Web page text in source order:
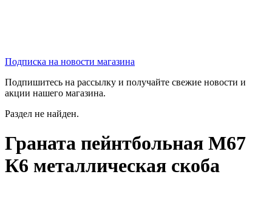
Подписка на новости магазина
Подпишитесь на рассылку и получайте свежие новости и
акции нашего магазина.
Раздел не найден.
Граната пейнтбольная М67
К6 металлическая скоба